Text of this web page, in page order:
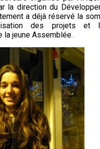
la direction du
a déjà réservé la
des projets et
la jeune Assemblée.